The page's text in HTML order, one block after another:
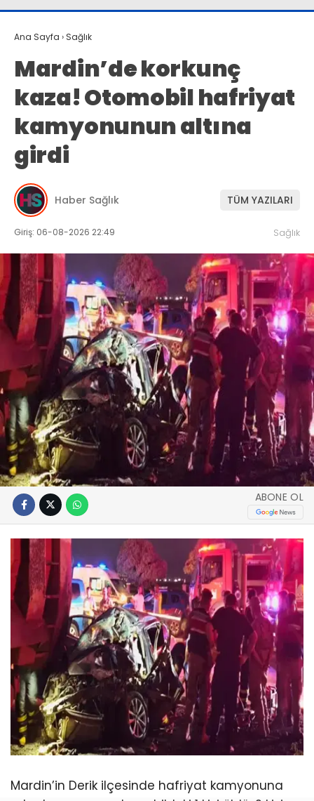
Ana Sayfa › Sağlık
Mardin’de korkunç
kaza! Otomobil hafriyat
kamyonunun altına
girdi
Haber Sağlık TÜM YAZILARI
Giriş: 06-08-2026 22:49 Sağlık
ABONE OL
Mardin’in Derik ilçesinde hafriyat kamyonuna